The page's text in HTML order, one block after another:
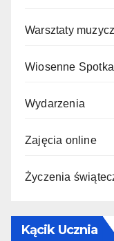
Warsztaty
Wiosenne
Wydarzenia
Zajęcia online
Życzenia
Kącik Ucznia